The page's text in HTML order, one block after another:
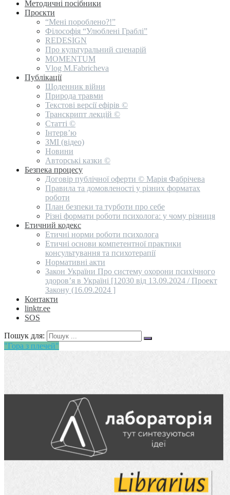
Методичні посібники
Проєкти
“Мені пороблено?!”
Філософія “Улюблені Граблі”
REDESIGN
Про культуральний сценарій
MOMENTUM
Vlog M.Fabricheva
Публікації
Щоденник війни
Природа травми
Текстові версії ефірів ©
Транскрипт лекцій ©
Статті ©
Інтерв’ю
ЗМІ (відео)
Новини
Авторські казки ©
Безпека процесу
Договір публічної оферти © Марія Фабрічева
Правила та домовленості у різних форматах
роботи
План безпеки та турботи про себе
Різні формати роботи психолога: у чому різниця
Етичний кодекс
Етичні норми роботи психолога
Етичні основи компетентної практики
консультування та психотерапії
Нормативні акти
Закон України Про систему охорони психічного
здоров’я в Україні [12030 від 13.09.2024 / Проект
Закону (16.09.2024 ]
Контакти
linktr.ee
SOS
Пошук для:
"Гора з плечей"